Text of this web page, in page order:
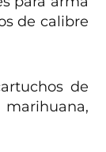
de calibre
de